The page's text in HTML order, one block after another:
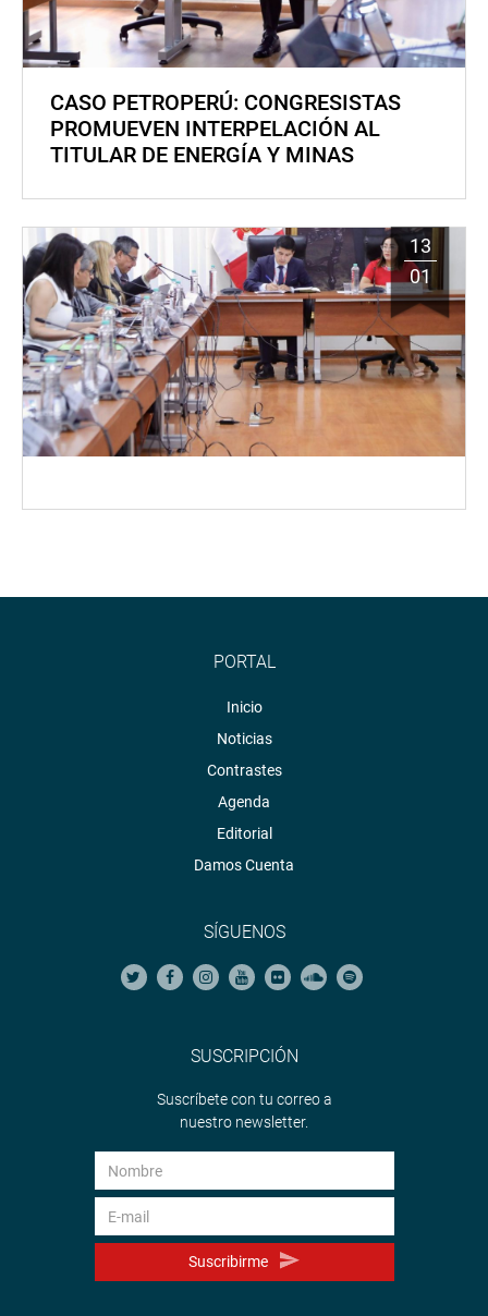
CASO PETROPERÚ: CONGRESISTAS
PROMUEVEN INTERPELACIÓN AL
TITULAR DE ENERGÍA Y MINAS
13
01
PORTAL
Inicio
Noticias
Contrastes
Agenda
Editorial
Damos Cuenta
SÍGUENOS
SUSCRIPCIÓN
Suscríbete con tu correo a
nuestro newsletter.
Suscribirme